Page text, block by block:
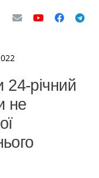
річний
не